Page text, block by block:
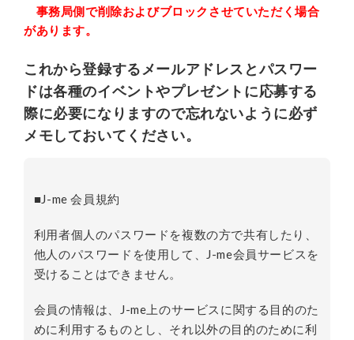
事務局側で削除およびブロックさせていただく場合
があります。
これから登録する メールアドレスとパスワー
ドは各種のイベントやプレゼントに応募する
際に必要になりますので忘れないように必ず
メモしておいてください。
■J-me 会員規約
利用者個人のパスワードを複数の方で共有したり、
他人のパスワードを使用して、J-me会員サービスを
受けることはできません。
会員の情報は、J-me上のサービスに関する目的のた
めに利用するものとし、それ以外の目的のために利